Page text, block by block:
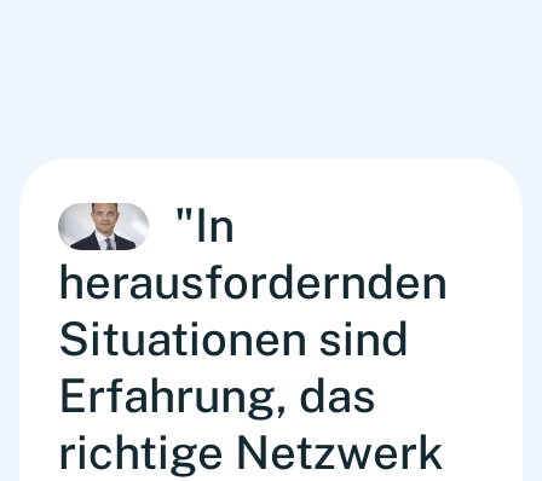
"In
herausfordernden
Situationen sind
Erfahrung, das
richtige Netzwerk